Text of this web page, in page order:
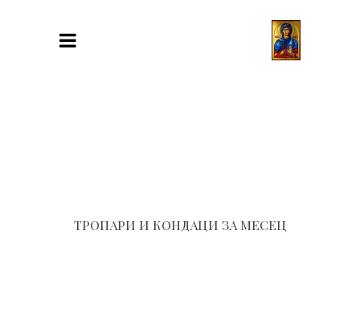
ТРОПАРИ И КОНДАЦИ ЗА МЕСЕЦ